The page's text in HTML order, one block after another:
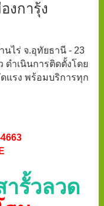
งการุ้ง
นไร่ จ.อุทัยธานี - 23
ดำเนินการติดตั้งโดย
แรง พร้อมบริการทุก
ารั้วลวด